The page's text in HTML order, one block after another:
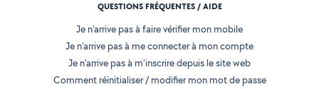
QUESTIONS FRÉQUENTES / AIDE
Je n'arrive pas à faire vérifier mon mobile
Je n'arrive pas à me connecter à mon compte
Je n'arrive pas à m'inscrire depuis le site web
Comment réinitialiser / modifier mon mot de passe